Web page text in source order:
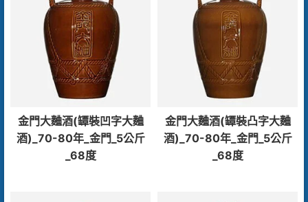
金門大麯酒(罈裝凹字大麯
酒)_70-80年_金門_5公斤
_68度
金門大麯酒(罈裝凸字大麯
酒)_70-80年_金門_5公斤
_68度